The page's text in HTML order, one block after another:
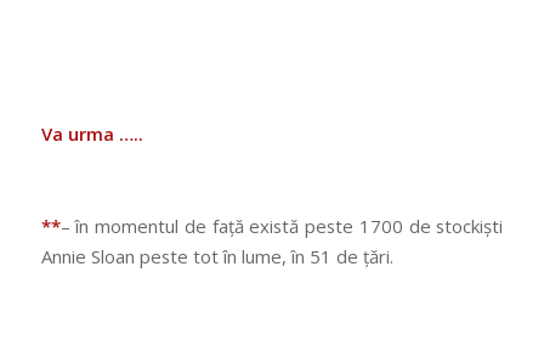
Va urma …..
**– în momentul de față există peste 1700 de stockiști
Annie Sloan peste tot în lume, în 51 de țări.